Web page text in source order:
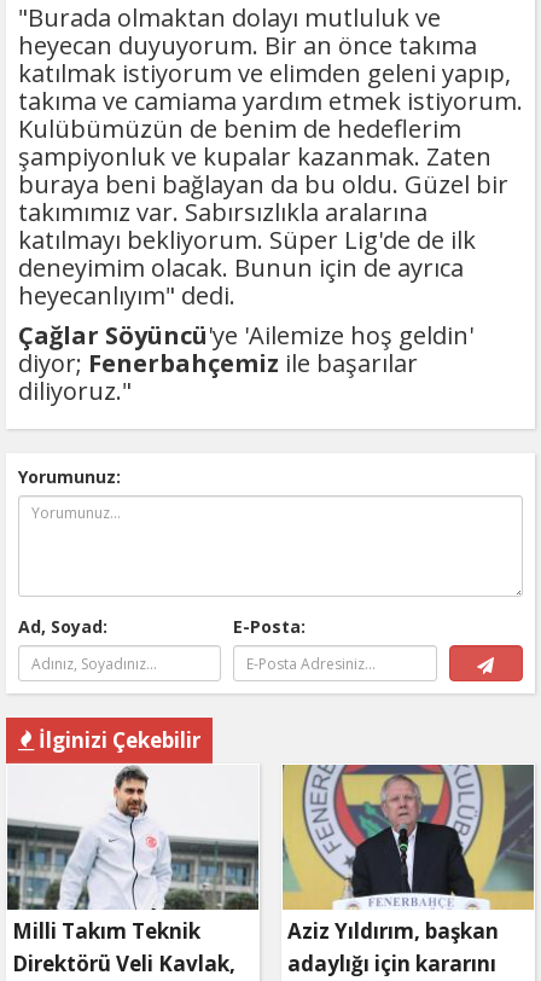
"Burada olmaktan dolayı mutluluk ve
heyecan duyuyorum. Bir an önce takıma
katılmak istiyorum ve elimden geleni yapıp,
takıma ve camiama yardım etmek istiyorum.
Kulübümüzün de benim de hedeflerim
şampiyonluk ve kupalar kazanmak. Zaten
buraya beni bağlayan da bu oldu. Güzel bir
takımımız var. Sabırsızlıkla aralarına
katılmayı bekliyorum. Süper Lig'de de ilk
deneyimim olacak. Bunun için de ayrıca
heyecanlıyım" dedi.
Çağlar Söyüncü'ye 'Ailemize hoş geldin'
diyor; Fenerbahçemiz ile başarılar
diliyoruz."
Yorumunuz:
Ad, Soyad: E-Posta:
İlginizi Çekebilir
Milli Takım Teknik
Direktörü Veli Kavlak,
Aziz Yıldırım, başkan
adaylığı için kararını